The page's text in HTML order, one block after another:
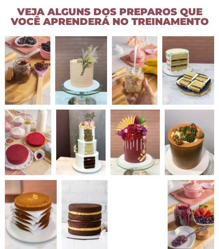
VEJA ALGUNS DOS PREPAROS QUE
VOCÊ APRENDERÁ NO TREINAMENTO